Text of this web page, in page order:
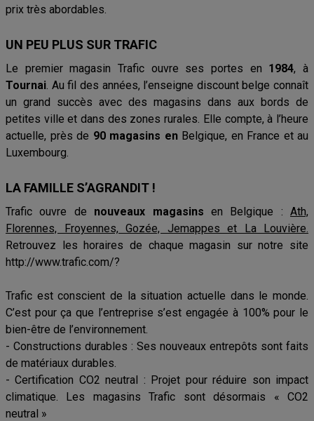
prix très abordables.
UN PEU PLUS SUR TRAFIC
Le premier magasin Trafic ouvre ses portes en 1984, à
Tournai. Au fil des années, l’enseigne discount belge connaît
un grand succès avec des magasins dans aux bords de
petites ville et dans des zones rurales. Elle compte, à l’heure
actuelle, près de 90 magasins enBelgique, en France et au
Luxembourg.
LA FAMILLE S’AGRANDIT !
Trafic ouvre de nouveaux magasins en Belgique : Ath,
Florennes, Froyennes, Gozée, Jemappes et La Louvière.
Retrouvez les horaires de chaque magasin sur notre site
http://www.trafic.com/?
Trafic est conscient de la situation actuelle dans le monde.
C’est pour ça que l’entreprise s’est engagée à 100% pour le
bien-être de l’environnement.
- Constructions durables : Ses nouveaux entrepôts sont faits
de matériaux durables.
- Certification CO2 neutral : Projet pour réduire son impact
climatique. Les magasins Trafic sont désormais « CO2
neutral »